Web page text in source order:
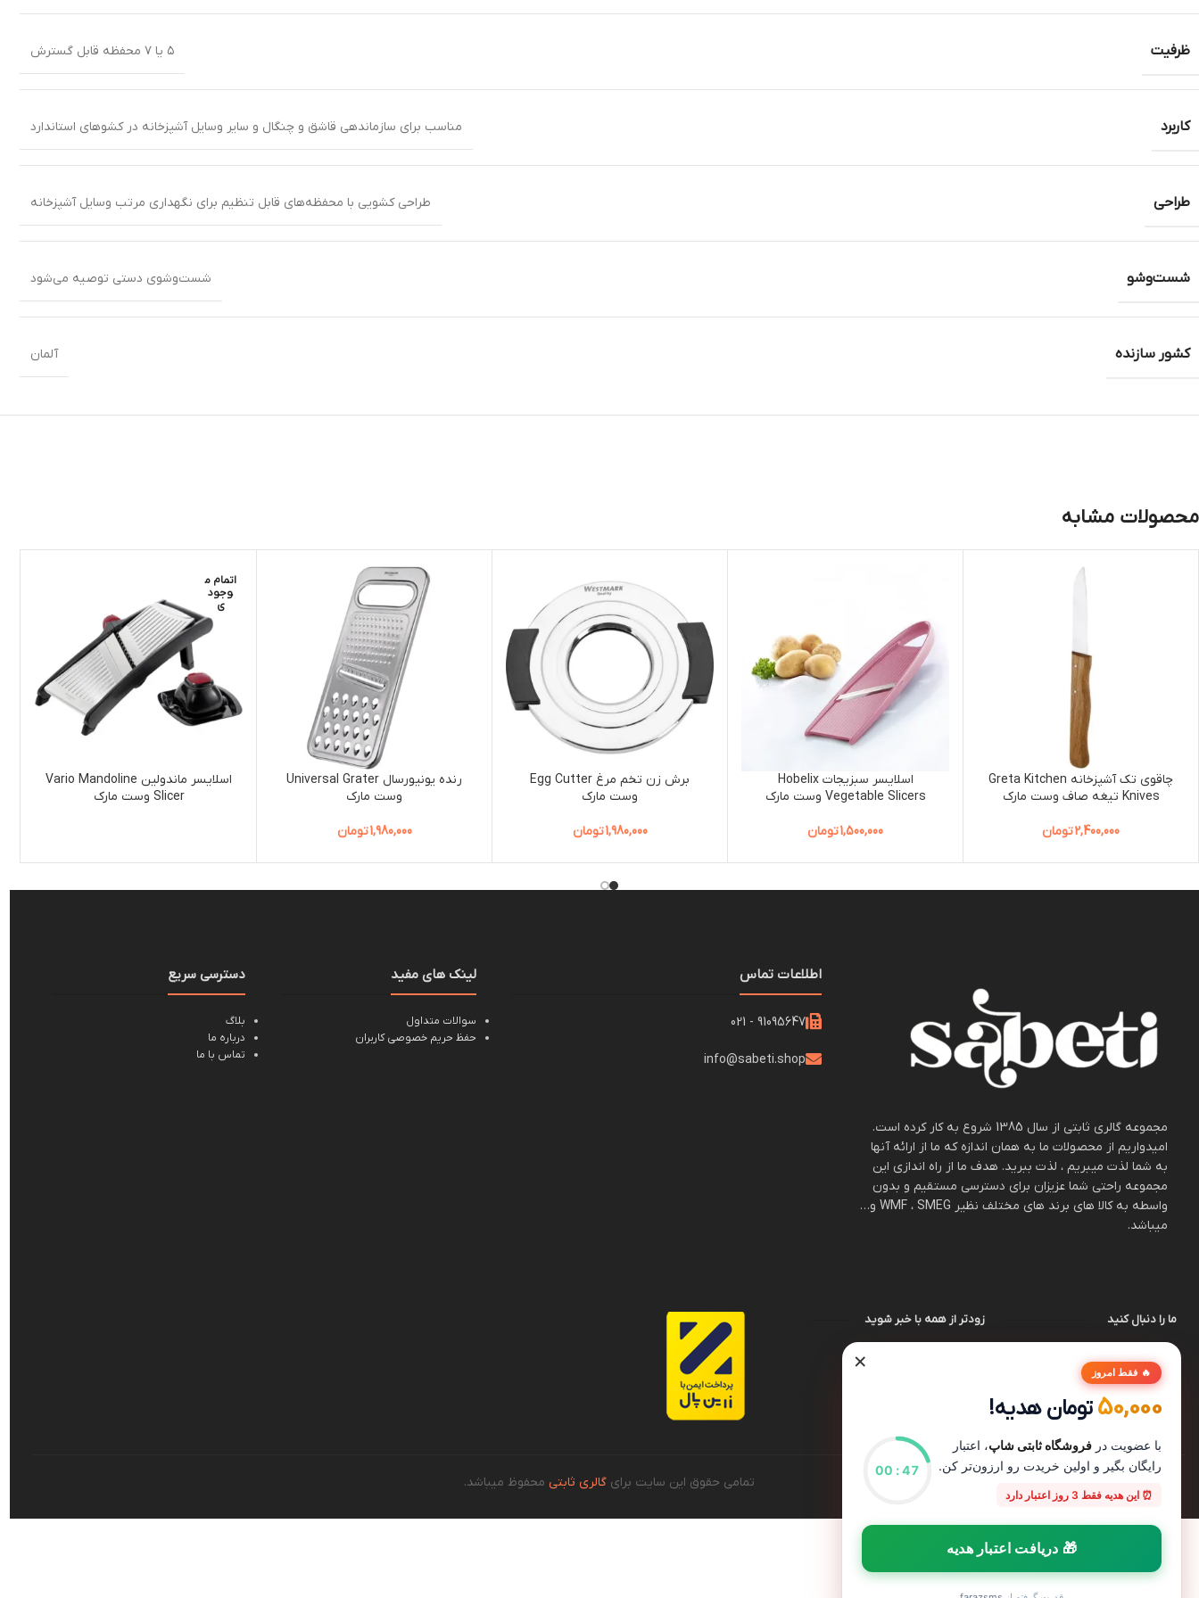
ظرفیت ۵ یا ۷ محفظه قابل گسترش
کاربرد مناسب برای سازماندهی قاشق و چنگال و سایر وسایل آشپزخانه در کشوهای استاندارد
طراحی طراحی کشویی با محفظه‌های قابل تنظیم برای نگهداری مرتب وسایل آشپزخانه
شست‌وشو شست‌وشوی دستی توصیه می‌شود
کشور سازنده آلمان
محصولات مشابه
چاقوی تک آشپزخانه Greta Kitchen
Knives تیغه صاف وست مارک
2,400,000تومان
اسلایسر سبزیجات Hobelix
Vegetable Slicers وست مارک
1,500,000تومان
برش زن تخم مرغ Egg Cutter
وست مارک
1,980,000تومان
رنده یونیورسال Universal Grater
وست مارک
1,980,000تومان
اتمام م
وجود
ی
اسلایسر ماندولین Vario Mandoline
Slicer وست مارک
مجموعه گالری ثابتی از سال 1385 شروع به کار کرده است.
امیدواریم از محصولات ما به همان اندازه که ما از ارائه آنها
به شما لذت میبریم ، لذت ببرید. هدف ما از راه اندازی این
مجموعه راحتی شما عزیزان برای دسترسی مستقیم و بدون
واسطه به کالا های برند های مختلف نظیر WMF ، SMEG و…
میباشد.
اطلاعات تماس
91095647 - 021
info@sabeti.shop
لینک های مفید
سوالات متداول
حفظ حریم خصوصی کاربران
دسترسی سریع
بلاگ
درباره ما
تماس با ما
ما را دنبال کنید زودتر از همه با خبر شوید
تمامی حقوق این سایت برای گالری ثابتی محفوظ میباشد.
× 🔥 فقط امروز
50,000تومان هدیه!
با عضویت در فروشگاه ثابتی شاپ، اعتبار
رایگان بگیر و اولین خریدت رو ارزون‌تر کن.
⏰ این هدیه فقط 3 روز اعتبار دارد
47
:
00
🎁 دریافت اعتبار هدیه